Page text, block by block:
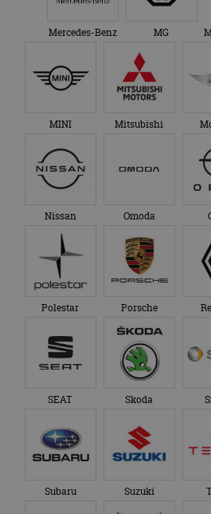
Mercedes-Benz MG
MINI Mitsubishi
Nissan Omoda
Polestar Porsche
SEAT Skoda
Subaru Suzuki